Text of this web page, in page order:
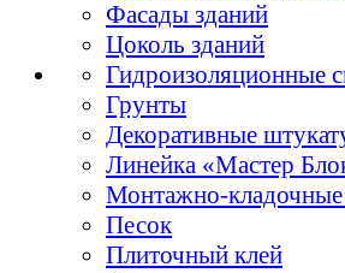
Фасады зданий
Цоколь зданий
Гидроизоляционные
Грунты
Декоративные
Линейка «Мастер
Монтажно-кладочные
Песок
Плиточный клей